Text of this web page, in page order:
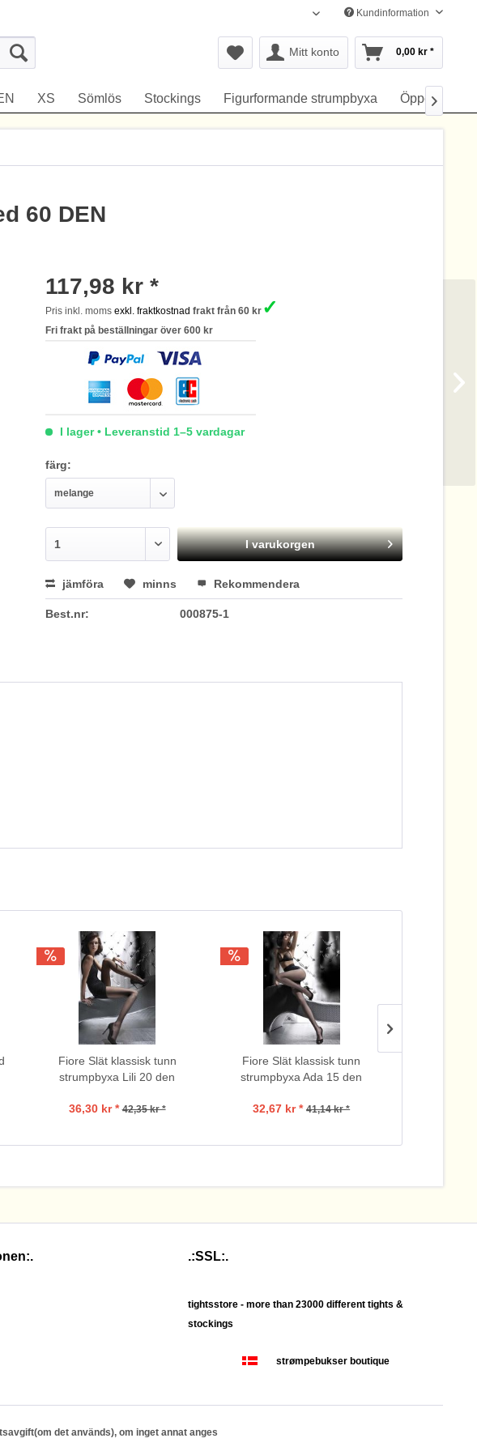
Svenska Kundinformation
Mitt konto 0,00 kr *
XS Sömlös Stockings Figurformande strumpbyxa Öppen gren

60 DEN
117,98 kr *
Pris inkl. momsexkl. fraktkostnad frakt från 60 kr ✓
Fri frakt på beställningar över 600 kr
I lager • Leveranstid 1–5 vardagar
färg:
I varukorgen
jämföra minns Rekommendera
Best.nr: 000875-1
Fiore Slät klassisk tunn
strumpbyxa Lili 20 den
36,30 kr * 42,35 kr *
Fiore Slät klassisk tunn
strumpbyxa Ada 15 den
32,67 kr * 41,14 kr *
.:SSL:.
tightsstore - more than 23000 different tights &
stockings
strømpebukser boutique
det används), om inget annat anges